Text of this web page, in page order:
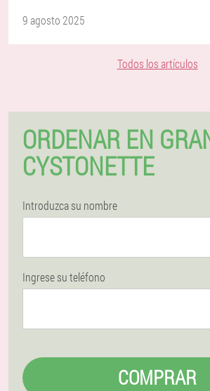
9 agosto 2025
Todos los artículos
ORDENAR EN
CYSTONETTE
Introduzca su nombre
Ingrese su teléfono
COMPRAR